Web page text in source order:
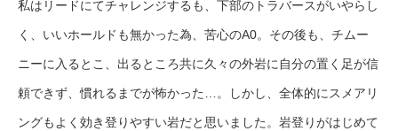
私はリードにてチャレンジするも、下部のトラバースがいやらし
く、いいホールドも無かった為、苦心のA0。その後も、チムー
ニーに入るとこ、出るところ共に久々の外岩に自分の置く足が信
頼できず、慣れるまでが怖かった…。しかし、全体的にスメアリ
ングもよく効き登りやすい岩だと思いました。岩登りがはじめて